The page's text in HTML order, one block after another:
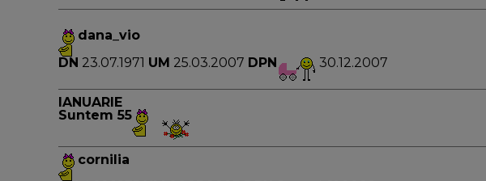
dana_vio
DN 23.07.1971 UM 25.03.2007 DPN 30.12.2007
IANUARIE
Suntem 55
cornilia